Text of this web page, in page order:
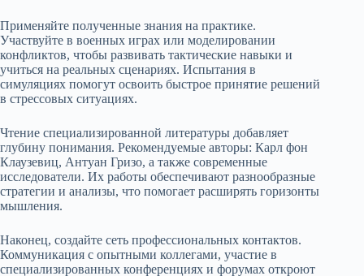
Применяйте полученные знания на практике.
Участвуйте в военных играх или моделировании
конфликтов, чтобы развивать тактические навыки и
учиться на реальных сценариях. Испытания в
симуляциях помогут освоить быстрое принятие решений
в стрессовых ситуациях.
Чтение специализированной литературы добавляет
глубину понимания. Рекомендуемые авторы: Карл фон
Клаузевиц, Антуан Гризо, а также современные
исследователи. Их работы обеспечивают разнообразные
стратегии и анализы, что помогает расширять горизонты
мышления.
Наконец, создайте сеть профессиональных контактов.
Коммуникация с опытными коллегами, участие в
специализированных конференциях и форумах откроют